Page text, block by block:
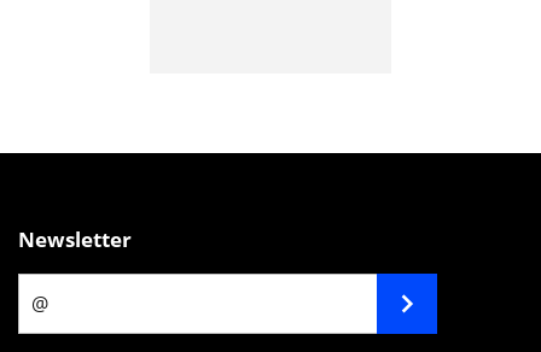
Newsletter